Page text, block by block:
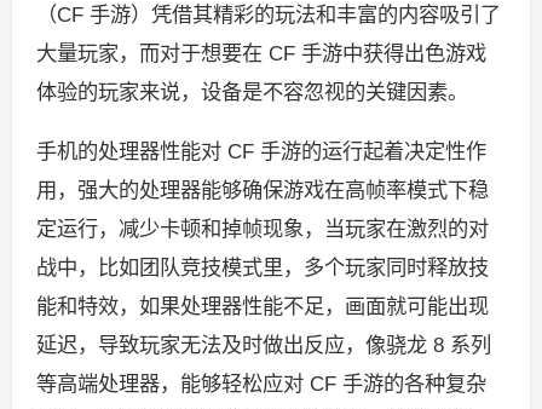
（CF 手游）凭借其精彩的玩法和丰富的内容吸引了
大量玩家，而对于想要在 CF 手游中获得出色游戏
体验的玩家来说，设备是不容忽视的关键因素。
手机的处理器性能对 CF 手游的运行起着决定性作
用，强大的处理器能够确保游戏在高帧率模式下稳
定运行，减少卡顿和掉帧现象，当玩家在激烈的对
战中，比如团队竞技模式里，多个玩家同时释放技
能和特效，如果处理器性能不足，画面就可能出现
延迟，导致玩家无法及时做出反应，像骁龙 8 系列
等高端处理器，能够轻松应对 CF 手游的各种复杂